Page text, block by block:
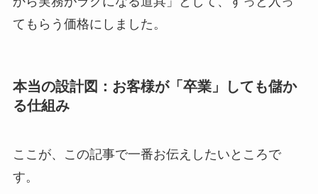
てもらう価格にしました。
本当の設計図：お客様が「卒業」しても儲か
る仕組み
ここが、この記事で一番お伝えしたいところで
す。